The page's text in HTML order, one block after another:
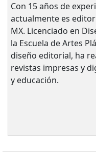
Con 15 años de
actualmente es
MX. Licenciado en
la Escuela de Artes
diseño editorial, ha
revistas impresas y
y educación.